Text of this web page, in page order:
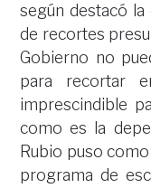
según destacó
de recortes
Gobierno no
para recortar
imprescindible
como es la
Rubio puso
programa de